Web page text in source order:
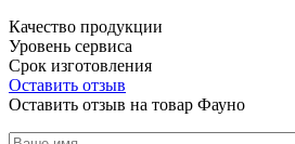
Качество продукции
Уровень сервиса
Срок изготовления
Оставить отзыв
Оставить отзыв на товар Фауно